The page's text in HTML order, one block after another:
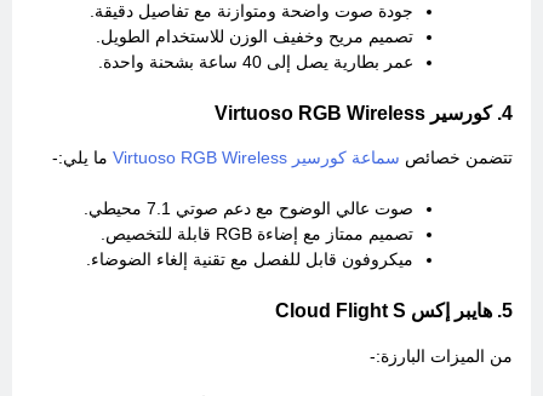
جودة صوت واضحة ومتوازنة مع تفاصيل دقيقة.
تصميم مريح وخفيف الوزن للاستخدام الطويل.
عمر بطارية يصل إلى 40 ساعة بشحنة واحدة.
4. كورسير Virtuoso RGB Wireless
تتضمن خصائص سماعة كورسير Virtuoso RGB Wireless ما يلي:-
صوت عالي الوضوح مع دعم صوتي 7.1 محيطي.
تصميم ممتاز مع إضاءة RGB قابلة للتخصيص.
ميكروفون قابل للفصل مع تقنية إلغاء الضوضاء.
5. هايبر إكس Cloud Flight S
من الميزات البارزة:-